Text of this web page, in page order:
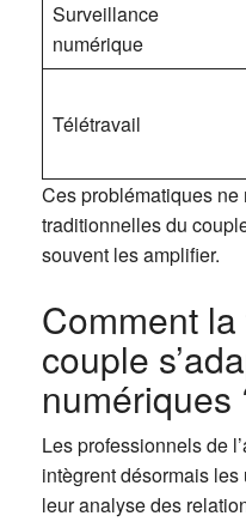
Surveillance
numérique
Télétravail
Ces problématiques
traditionnelles du
souvent les amplifier.
Comment
couple
numériques
Les professionnels de
intègrent désormais
leur analyse des